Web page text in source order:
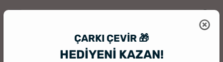
ÇARKI ÇEVIR 🎁
HEDİYENİ KAZAN!